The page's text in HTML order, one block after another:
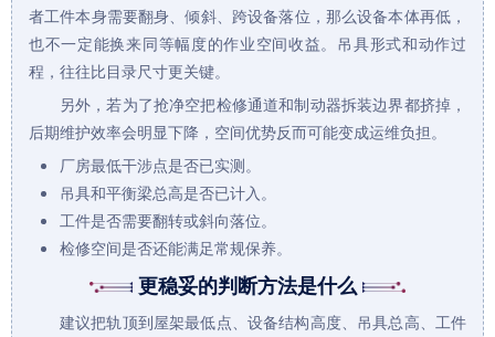
者工件本身需要翻身、倾斜、跨设备落位，那么设备本体再低，
也不一定能换来同等幅度的作业空间收益。吊具形式和动作过
程，往往比目录尺寸更关键。
另外，若为了抢净空把检修通道和制动器拆装边界都挤掉，
后期维护效率会明显下降，空间优势反而可能变成运维负担。
厂房最低干涉点是否已实测。
吊具和平衡梁总高是否已计入。
工件是否需要翻转或斜向落位。
检修空间是否还能满足常规保养。
更稳妥的判断方法是什么
建议把轨顶到屋架最低点、设备结构高度、吊具总高、工件